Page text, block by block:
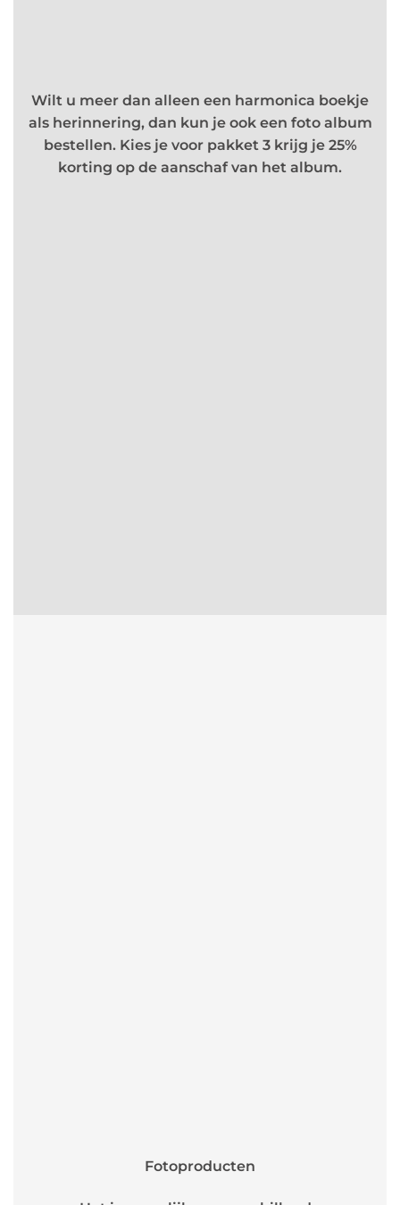
Wilt u meer dan alleen een harmonica boekje
als herinnering, dan kun je ook een foto album
bestellen. Kies je voor pakket 3 krijg je 25%
korting op de aanschaf van het album.
Fotoproducten